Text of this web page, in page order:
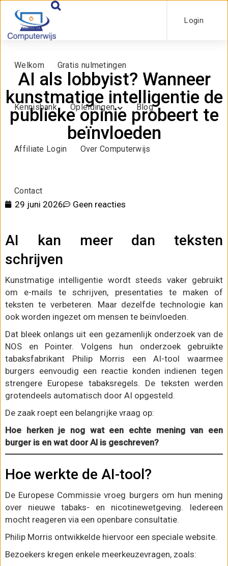
Welkom Gratis nulmetingen
Kennisbank Opleidingen Blog
Affiliate Login Over Computerwijs
Contact
Login
AI als lobbyist? Wanneer
kunstmatige intelligentie de
publieke opinie probeert te
beïnvloeden
29 juni 2026 Geen reacties
AI kan meer dan teksten
schrijven
Kunstmatige intelligentie wordt steeds vaker gebruikt
om e-mails te schrijven, presentaties te maken of
teksten te verbeteren. Maar dezelfde technologie kan
ook worden ingezet om mensen te beïnvloeden.
Dat bleek onlangs uit een gezamenlijk onderzoek van de
NOS en Pointer. Volgens hun onderzoek gebruikte
tabaksfabrikant Philip Morris een AI-tool waarmee
burgers eenvoudig een reactie konden indienen tegen
strengere Europese tabaksregels. De teksten werden
grotendeels automatisch door AI opgesteld.
De zaak roept een belangrijke vraag op:
Hoe herken je nog wat een echte mening van een
burger is en wat door AI is geschreven?
Hoe werkte de AI-tool?
De Europese Commissie vroeg burgers om hun mening
over nieuwe tabaks- en nicotinewetgeving. Iedereen
mocht reageren via een openbare consultatie.
Philip Morris ontwikkelde hiervoor een speciale website.
Bezoekers kregen enkele meerkeuzevragen, zoals: